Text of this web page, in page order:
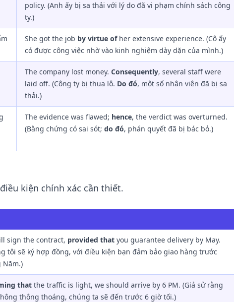
policy. (Anh ấy bị sa thải với lý do đã vi phạm chính sách công
ty.)
She got the job by virtue ofher extensive experience. (Cô ấy
có được công việc nhờ vào kinh nghiệm dày dặn của mình.)
The company lost money. Consequently, several staff were
laid off. (Công ty bị thua lỗ. Do đó, một số nhân viên đã bị sa
thải.)
The evidence was flawed; hence, the verdict was overturned.
(Bằng chứng có sai sót; do đó, phán quyết đã bị bác bỏ.)
kiện chính xác cần thiết.
sign the contract, provided that you guarantee delivery by May.
tôi sẽ ký hợp đồng, với điều kiện bạn đảm bảo giao hàng trước
Năm.)
that the traffic is light, we should arrive by 6 PM. (Giả sử rằng
thông thoáng, chúng ta sẽ đến trước 6 giờ tối.)